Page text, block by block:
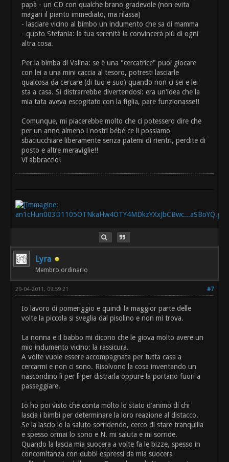
papà - un CD con qualche brano gradevole (non evita
magari il pianto immediato, ma rilassa)
- lasciare vicino al bimbo un indumento che sa di mamma
- quoto Stefania: la tua serenità la convincerà più di ogni
altra cosa.
Per la bimba di Valina: se è una "cercatrice" puoi giocare
con lei a una mini caccia al tesoro, potresti lasciarle
qualcosa da cercare (di tuo e suo) quando non ci sei e lei
sta a casa. Si distrarrebbe divertendosi: era un'idea che la
mia tata aveva escogitato con la figlia, pare funzionasse!!
Comunque, mi piacerebbe molto che ci potessero dire che
per un anno almeno i nostri bébé ce li possiamo
sbaciucchiare liberamente senza patemi di rientri, perdite di
posto e altre meraviglie!!
Vi abbraccio!
Lyra
Membro ordinario
#7
29-04-2011, 09:59 21
Io lavoro di pomeriggio e quindi la maggior parte delle
volte la piccola si sveglia dal pisolino e non mi trova.
La nonna e il babbo mi dicono che le giova molto avere un
mio indumento vicino: la rassicura.
A volte vuole essere accompagnata per tutta casa a
cercarmi e non ci sono. Risolvono la cosa inventando un
nascondino lì per lì per distrarla oppure la portano fuori a
passeggiare.
Io ho poi visto che conta molto lo stato d'animo di chi
lascia i bimbi per determinare la loro reazione al distacco.
Se la lascio io la saluto sorridendo, cerco di stare tranquilla
e spesso ormai lo sono e N. mi saluta e mi sorride.
Quando la lascia mia suocera a volte fa le bizze, spesso in
concomitanza con dubbi espressi da mia suocera